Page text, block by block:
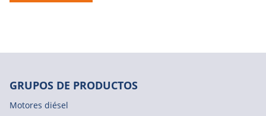
GRUPOS DE PRODUCTOS
Motores diésel